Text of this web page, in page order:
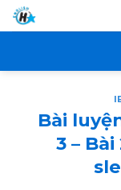
Skip
to
Bài
3 –